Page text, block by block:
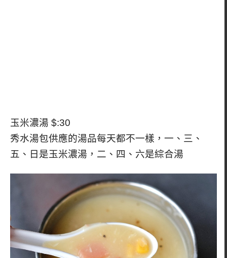
玉米濃湯 $:30
秀水湯包供應的湯品每天都不一樣，一、三、
五、日是玉米濃湯，二、四、六是綜合湯